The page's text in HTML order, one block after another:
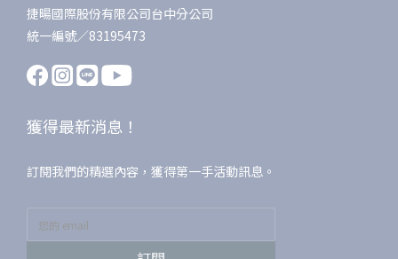
捷暘國際股份有限公司台中分公司
統一編號／83195473
獲得最新消息！
訂閱我們的精選內容，獲得第一手活動訊息。